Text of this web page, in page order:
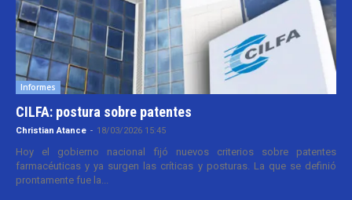
Informes
CILFA: postura sobre patentes
Christian Atance - 18/03/2026 15:45
Hoy el gobierno nacional fijó nuevos criterios sobre patentes
farmacéuticas y ya surgen las críticas y posturas. La que se definió
prontamente fue la...